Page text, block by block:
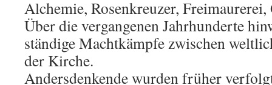
Alchemie, Rosenkreuzer, Freimaurerei,
Über die vergangenen Jahrhunderte
ständige Machtkämpfe zwischen
der Kirche.
Andersdenkende wurden früher